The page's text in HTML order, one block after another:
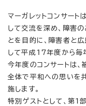
マーガレットコンサート
して交流を深め、障害
とを目的に、障害者と
して平成17年度から毎
今年度のコンサートは
全体で平和への思いを
施します。
特別ゲストとして、第1